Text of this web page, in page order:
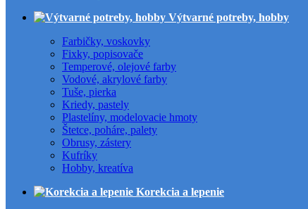
Výtvarné potreby, hobby
Farbičky, voskovky
Fixky, popisovače
Temperové, olejové farby
Vodové, akrylové farby
Tuše, pierka
Kriedy, pastely
Plastelíny, modelovacie hmoty
Štetce, poháre, palety
Obrusy, zástery
Kufríky
Hobby, kreatíva
Korekcia a lepenie